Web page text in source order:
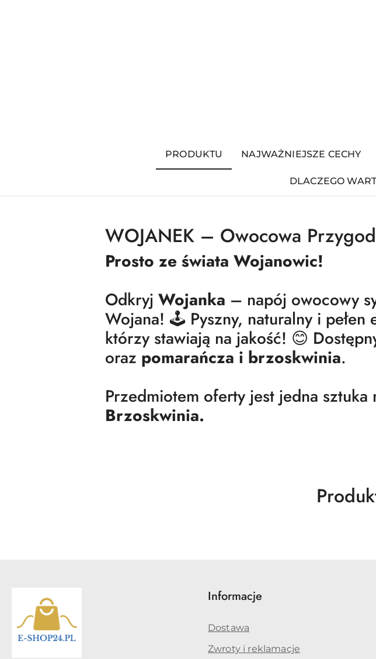
PRODUKTU NAJWAŻNIEJSZE CECHY
DLACZEGO
WOJANEK – Owocowa
Prosto ze świata Wojanowic!
Odkryj Wojanka – napój owocowy
Wojana! 🕹️ Pyszny, naturalny i
którzy stawiają na jakość! 😊
oraz pomarańcza i brzoskwinia.
Przedmiotem oferty jest jedna
Brzoskwinia.
Informacje
Dostawa
Zwroty i reklamacje